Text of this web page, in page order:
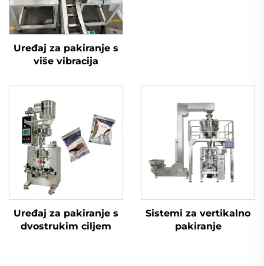
Uređaj za pakiranje s
više vibracija
Uređaj za pakiranje s
dvostrukim ciljem
Sistemi za vertikalno
pakiranje